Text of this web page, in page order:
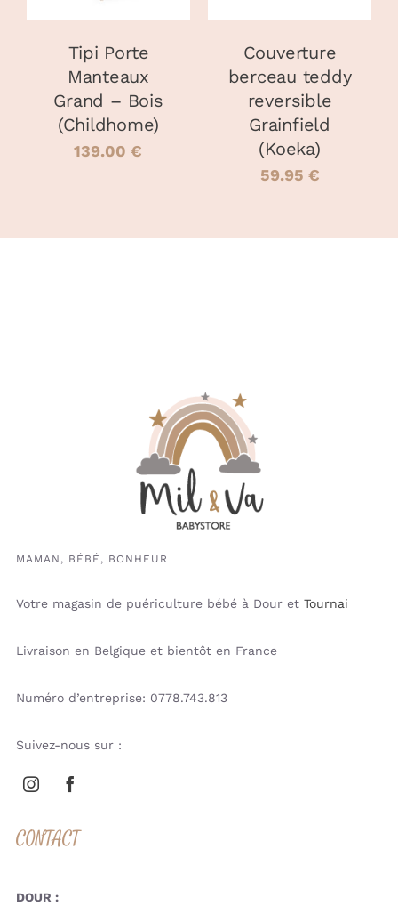
Tipi Porte
Manteaux
Grand – Bois
(Childhome)
139.00€
Couverture
berceau teddy
reversible
Grainfield
(Koeka)
59.95 €
MAMAN, BÉBÉ, BONHEUR
Votre magasin de puériculture bébé à Dour et Tournai
Livraison en Belgique et bientôt en France
Numéro d’entreprise: 0778.743.813
Suivez-nous sur :
CONTACT
DOUR :